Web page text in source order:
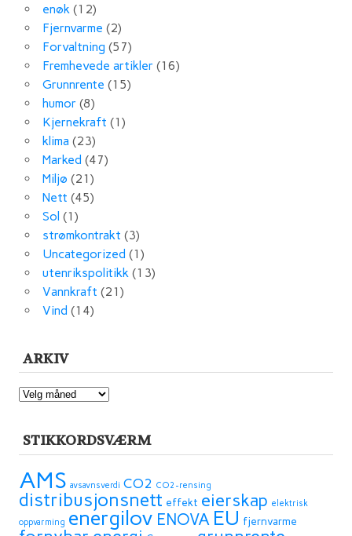
enøk (12)
Fjernvarme (2)
Forvaltning (57)
Fremhevede artikler (16)
Grunnrente (15)
humor (8)
Kjernekraft (1)
klima (23)
Marked (47)
Miljø (21)
Nett (45)
Sol (1)
strømkontrakt (3)
Uncategorized (1)
utenrikspolitikk (13)
Vannkraft (21)
Vind (14)
ARKIV
ARKIV
STIKKORDSVÆRM
AMS avsavnsverdi CO2 CO2-rensing
distribusjonsnett effekt eierskap elektrisk
oppvarming energilov ENOVA EU fjernvarme